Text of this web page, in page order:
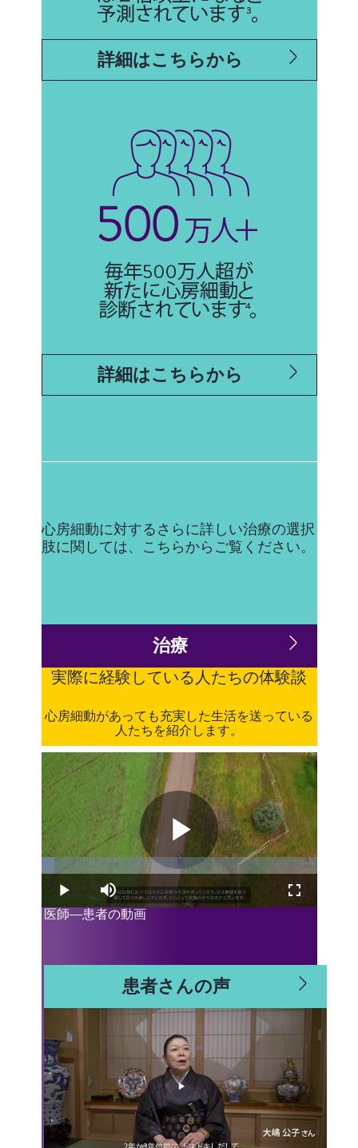
詳細はこちらから
詳細はこちらから
心房細動に対するさらに詳しい治療の選択
肢に関しては、こちらからご覧ください。
治療
実際に経験している人たちの体験談
心房細動があっても充実した生活を送っている
人たちを紹介します。
Play
Play Mute
4.66%
Fullscreen
医師―患者の動画
患者さんの声